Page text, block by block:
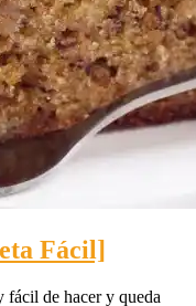
Fácil]
fácil de hacer y queda